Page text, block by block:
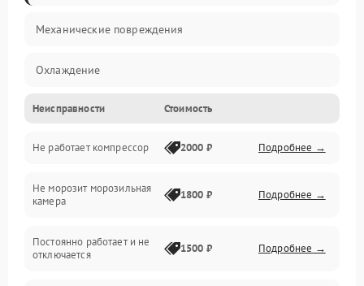
Механические повреждения
Охлаждение
Механика
Электропитание
Дренаж
Неисправности Стоимость
Не работает компрессор 2000 ₽ Подробнее →
Не морозит морозильная
камера
1800 ₽ Подробнее →
Постоянно работает и не
отключается
1500 ₽ Подробнее →